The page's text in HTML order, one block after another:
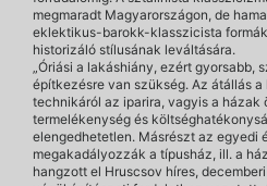
megmaradt Magyarországon, de
eklektikus-barokk-klasszicista
historizáló stílusának leváltására.
„Óriási a lakáshiány, ezért gyorsabb,
építkezésre van szükség. Az átállás
technikáról az iparira, vagyis a házak
termelékenység és
elengedhetetlen. Másrészt az egyedi
megakadályozzák a típusház, ill. a
hangzott el Hruscsov híres,